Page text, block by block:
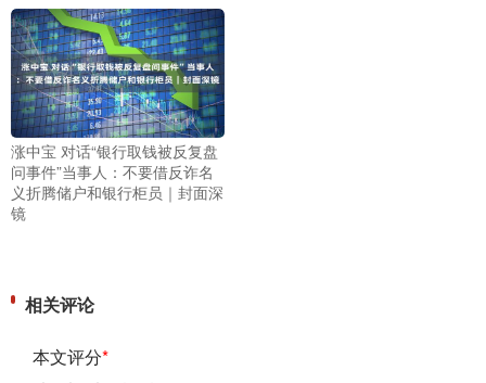
涨中宝 对话“银行取钱被反复盘
问事件”当事人：不要借反诈名
义折腾储户和银行柜员｜封面深
镜
相关评论
本文评分*